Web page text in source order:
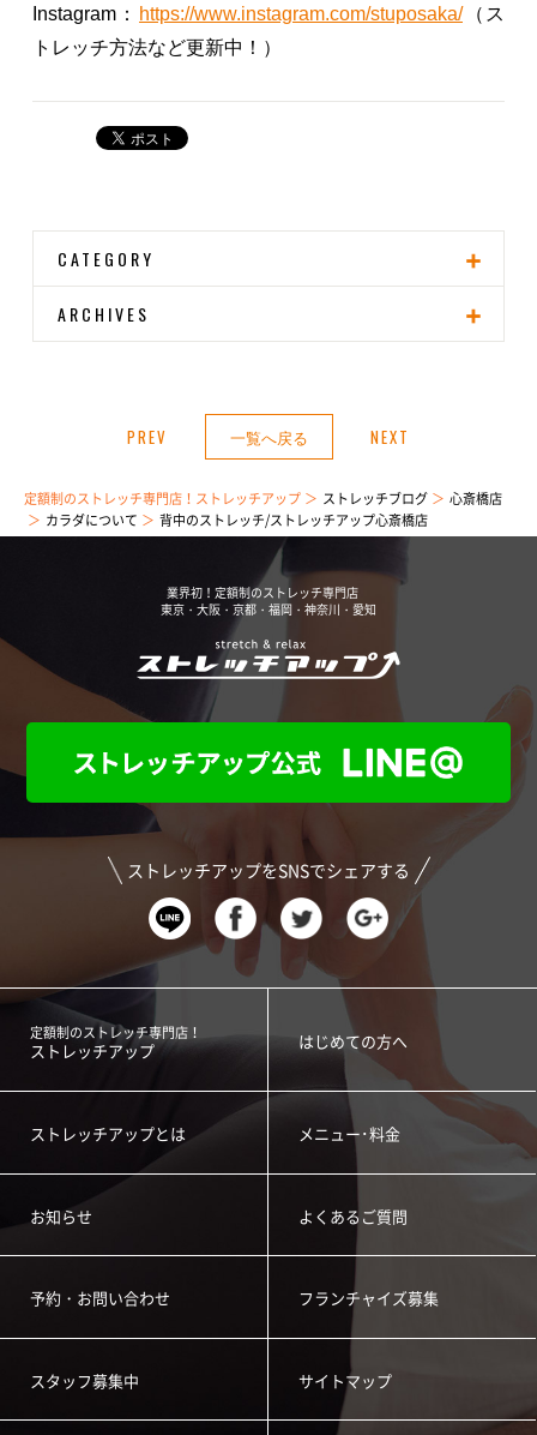
Instagram：
https://www.instagram.com/stuposaka/（ス
トレッチ方法など更新中！）
CATEGORY
ARCHIVES
PREV 一覧へ戻る NEXT
定額制のストレッチ専門店！ストレッチアップ ストレッチブログ
心斎橋店
カラダについて
背中のストレッチ/ストレッチアップ心斎橋店
業界初！定額制のストレッチ専門店
東京・大阪・京都・福岡・神奈川・愛知
ストレッチアップをSNSでシェアする
定額制のストレッチ専門店！
ストレッチアップ
はじめての方へ
ストレッチアップとは メニュー･料金
お知らせ よくあるご質問
予約・お問い合わせ フランチャイズ募集
スタッフ募集中 サイトマップ